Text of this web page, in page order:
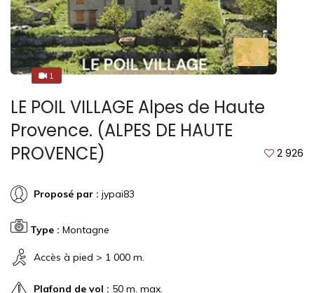
11
LE POIL VILLAGE Alpes de Haute
Provence. (ALPES DE HAUTE
PROVENCE)
2 926
Proposé par : jypai83
Type : Montagne
Accès à pied > 1 000 m.
Plafond de vol : 50 m. max.